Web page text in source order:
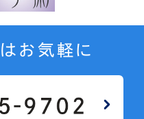
お気軽に